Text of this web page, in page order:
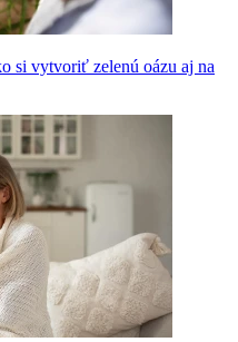
si vytvoriť zelenú oázu aj na